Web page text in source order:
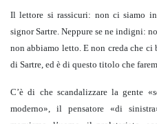
Il lettore si rassicuri: non ci siamo
signor Sartre. Neppure se ne indigni:
non abbiamo letto. E non creda che
di Sartre, ed è di questo titolo che
C’è di che scandalizzare la gente
moderno», il pensatore «di